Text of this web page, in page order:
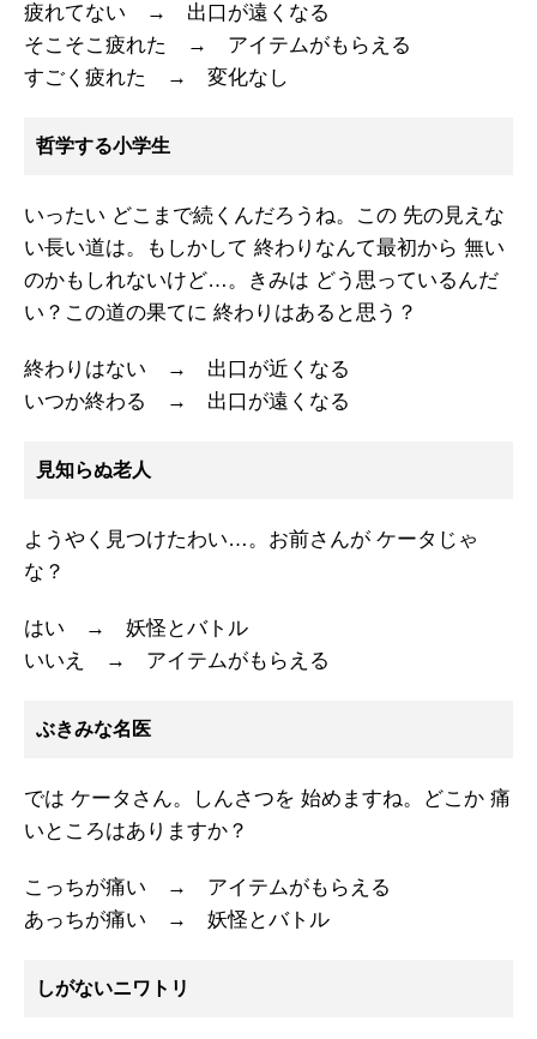
疲れてない → 出口が遠くなる
そこそこ疲れた → アイテムがもらえる
すごく疲れた → 変化なし
哲学する小学生
いったい どこまで続くんだろうね。この 先の見えな
い長い道は。もしかして 終わりなんて最初から 無い
のかもしれないけど…。きみは どう思っているんだ
い？この道の果てに 終わりはあると思う？
終わりはない → 出口が近くなる
いつか終わる → 出口が遠くなる
見知らぬ老人
ようやく見つけたわい…。お前さんが ケータじゃ
な？
はい → 妖怪とバトル
いいえ → アイテムがもらえる
ぶきみな名医
では ケータさん。しんさつを 始めますね。どこか 痛
いところはありますか？
こっちが痛い → アイテムがもらえる
あっちが痛い → 妖怪とバトル
しがないニワトリ